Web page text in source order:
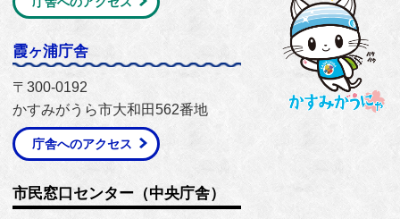
霞ヶ浦庁舎
〒300-0192
かすみがうら市大和田562番地
庁舎へのアクセス
市民窓口センター（中央庁舎）